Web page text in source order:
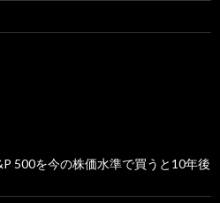
500を今の株価水準で買うと10年後